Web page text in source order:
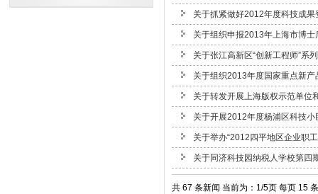
关于抓紧做好2012年度科技成果
关于组织申报2013年上海市博
关于张江高新区“创新工程师”系
关于组织2013年度国家重点新
关于转发开展上海版权示范单位
关于开展2012年度杨浦区科技
关于举办“2012四平地区企业职
关于同济科技园纳税人学校第
共 67 条新闻 当前为：1/5页 每页 15 条